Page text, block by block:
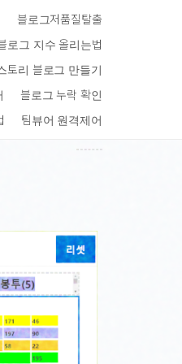
블로그저품질탈출
로그 지수 올리는법
토리 블로그 만들기
블로그 누락 확인
팀뷰어 원격제어